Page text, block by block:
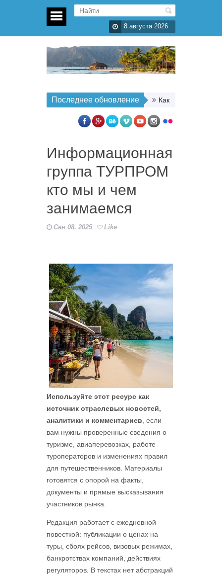
8 августа 2026
Последнее обновление Как организовать
Информационная
группа ТУРПРОМ
кто мы и чем
занимаемся
Сен 08, 2025 Like
Используйте этот ресурс как
источник отраслевых новостей,
аналитики и комментариев , если
вам нужны проверенные сведения о
туризме, авиаперевозках, работе
туроператоров и изменениях правил
для путешественников. Материалы
готовятся с опорой на факты,
документы и прямые высказывания
участников рынка.
Редакция работает с ежедневной
повесткой: публикации о ценах на
туры, сбоях рейсов, визовых режимах,
банкротствах компаний, действиях
регуляторов. В текстах нет абстракций